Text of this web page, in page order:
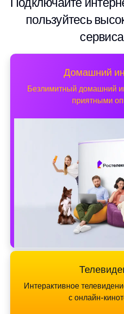
пользуйтесь
Домашний
Безлимитный домашний
приятными
Интерактивное
с онлайн-